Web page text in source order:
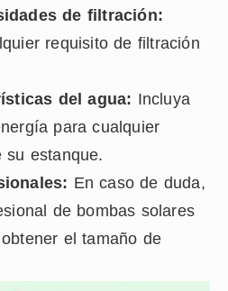
de filtración:
requisito de filtración
del agua: Incluya
para cualquier
su estanque.
En caso de duda,
de bombas solares
el tamaño de